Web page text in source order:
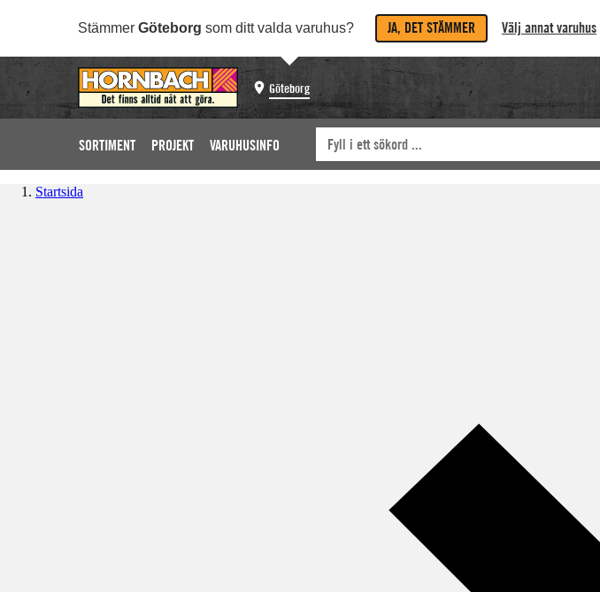
Stämmer Göteborg som ditt valda varuhus? JA, DET STÄMMER Välj annat varuhus
Göteborg
SORTIMENT PROJEKT VARUHUSINFO
Startsida